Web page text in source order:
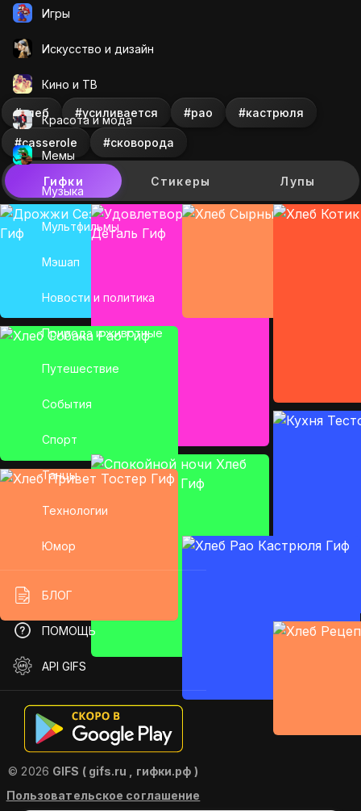
Игры
Искусcтво и дизайн
Кино и ТВ
Красота и мода
Мемы
Музыка
Мультфильмы
Мэшап
Новости и политика
Природа и животные
Путешествие
События
Спорт
Танцы
Технологии
Юмор
БЛОГ
ПОМОЩЬ
API GIFS
© 2026 GIFS ( gifs.ru , гифки.рф )
Пользовательское соглашение
#хлеб #усиливается #pao #кастрюля
#casserole #сковорода
Гифки Стикеры Лупы